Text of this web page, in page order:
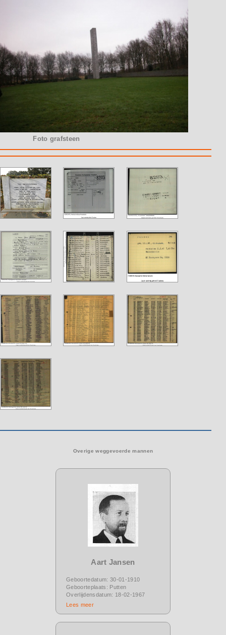
Foto grafsteen
Overige weggevoerde mannen
Aart Jansen
Geboortedatum: 30-01-1910
Geboorteplaats: Putten
Overlijdensdatum: 18-02-1967
Lees meer